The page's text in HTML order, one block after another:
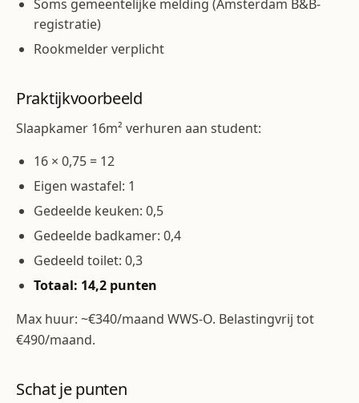
Soms gemeentelijke melding (Amsterdam B&B-
registratie)
Rookmelder verplicht
Praktijkvoorbeeld
Slaapkamer 16m² verhuren aan student:
16 × 0,75 = 12
Eigen wastafel: 1
Gedeelde keuken: 0,5
Gedeelde badkamer: 0,4
Gedeeld toilet: 0,3
Totaal: 14,2 punten
Max huur: ~€340/maand WWS-O. Belastingvrij tot
€490/maand.
Schat je punten